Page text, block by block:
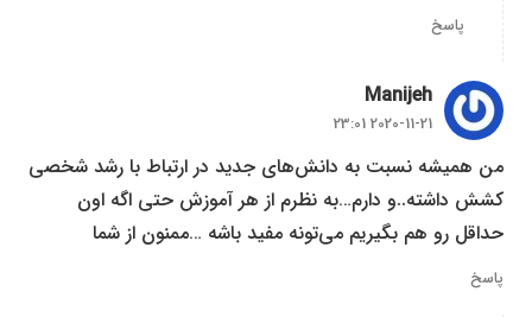
پاسخ
Manijeh
2020-11-21 23:01
من همیشه نسبت به دانش‌های جدید در ارتباط با رشد شخصی
کشش داشته..و دارم…به نظرم از هر آموزش حتی اگه اون
حداقل رو هم بگیریم می‌تونه مفید باشه …ممنون از شما
پاسخ